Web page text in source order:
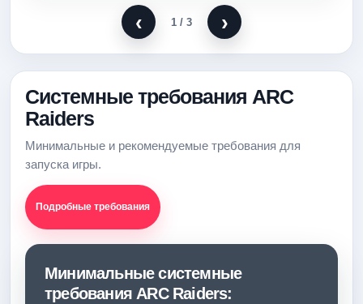
‹ 1 / 3 ›
Системные требования ARC
Raiders
Минимальные и рекомендуемые требования для
запуска игры.
Подробные требования
Минимальные системные
требования ARC Raiders: